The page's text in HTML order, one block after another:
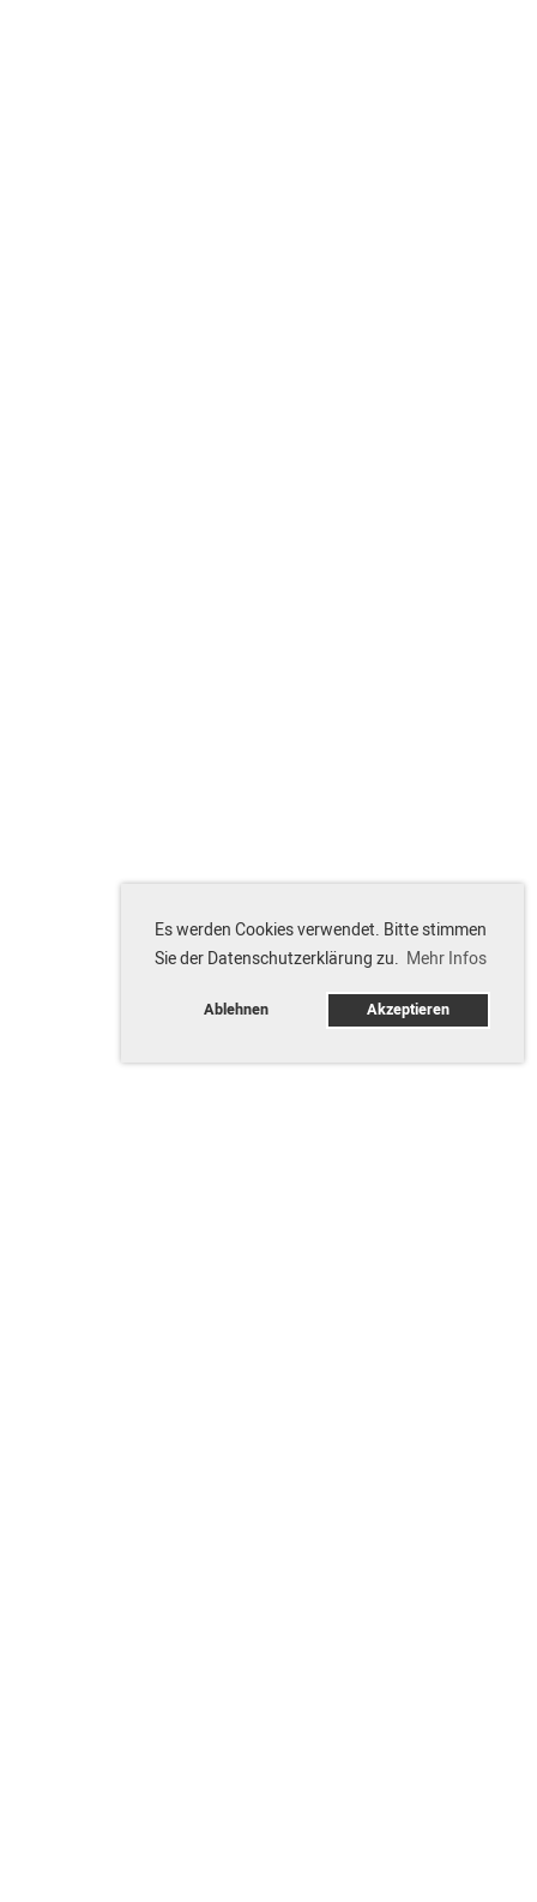
Es werden Cookies verwendet. Bitte stimmen
Sie der Datenschutzerklärung zu. Mehr Infos
Ablehnen Akzeptieren